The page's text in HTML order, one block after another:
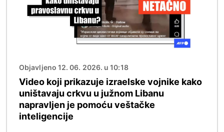
Objavljeno 12. 06. 2026. u 10:18
Video koji prikazuje izraelske vojnike kako
uništavaju crkvu u južnom Libanu
napravljen je pomoću veštačke
inteligencije